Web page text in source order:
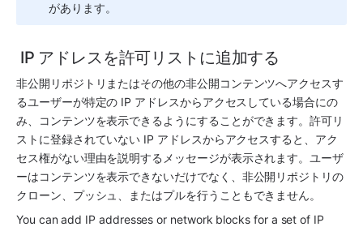
があります。
IP アドレスを許可リストに追加する
非公開リポジトリまたはその他の非公開コンテンツへアクセスす
るユーザーが特定の IP アドレスからアクセスしている場合にの
み、コンテンツを表示できるようにすることができます。許可リ
ストに登録されていない IP アドレスからアクセスすると、アク
セス権がない理由を説明するメッセージが表示されます。ユーザ
ーはコンテンツを表示できないだけでなく、非公開リポジトリの
クローン、プッシュ、またはプルを行うこともできません。
You can add IP addresses or network blocks for a set of IP